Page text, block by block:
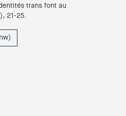
trans font au
), 21-25